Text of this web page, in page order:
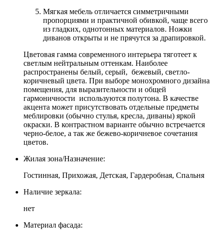
Мягкая мебель отличается симметричными
пропорциями и практичной обивкой, чаще всего
из гладких, однотонных материалов. Ножки
диванов открыты и не прячутся за драпировкой.
Цветовая гамма современного интерьера тяготеет к
светлым нейтральным оттенкам. Наиболее
распространены белый, серый, бежевый, светло-
коричневый цвета. При выборе монохромного дизайна
помещения, для выразительности и общей
гармоничности используются полутона. В качестве
акцента может присутствовать отдельные предметы
меблировки (обычно стулья, кресла, диваны) яркой
окраски. В контрастном варианте обычно встречается
черно-белое, а так же бежево-коричневое сочетания
цветов.
Жилая зона/Назначение:
Гостинная, Прихожая, Детская, Гардеробная, Спальня
Наличие зеркала:
нет
Материал фасада: